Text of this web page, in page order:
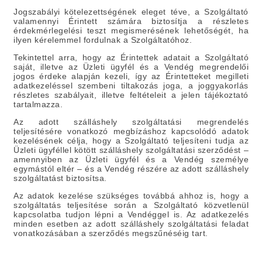
Jogszabályi kötelezettségének eleget téve, a Szolgáltató
valamennyi Érintett számára biztosítja a részletes
érdekmérlegelési teszt megismerésének lehetőségét, ha
ilyen kérelemmel fordulnak a Szolgáltatóhoz.
Tekintettel arra, hogy az Érintettek adatait a Szolgáltató
saját, illetve az Üzleti ügyfél és a Vendég megrendelői
jogos érdeke alapján kezeli, így az Érintetteket megilleti
adatkezeléssel szembeni tiltakozás joga, a joggyakorlás
részletes szabályait, illetve feltételeit a jelen tájékoztató
tartalmazza.
Az adott szálláshely szolgáltatási megrendelés
teljesítésére vonatkozó megbízáshoz kapcsolódó adatok
kezelésének célja, hogy a Szolgáltató teljesíteni tudja az
Üzleti ügyféllel kötött szálláshely szolgáltatási szerződést –
amennyiben az Üzleti ügyfél és a Vendég személye
egymástól eltér – és a Vendég részére az adott szálláshely
szolgáltatást biztosítsa.
Az adatok kezelése szükséges továbbá ahhoz is, hogy a
szolgáltatás teljesítése során a Szolgáltató közvetlenül
kapcsolatba tudjon lépni a Vendéggel is. Az adatkezelés
minden esetben az adott szálláshely szolgáltatási feladat
vonatkozásában a szerződés megszűnéséig tart.